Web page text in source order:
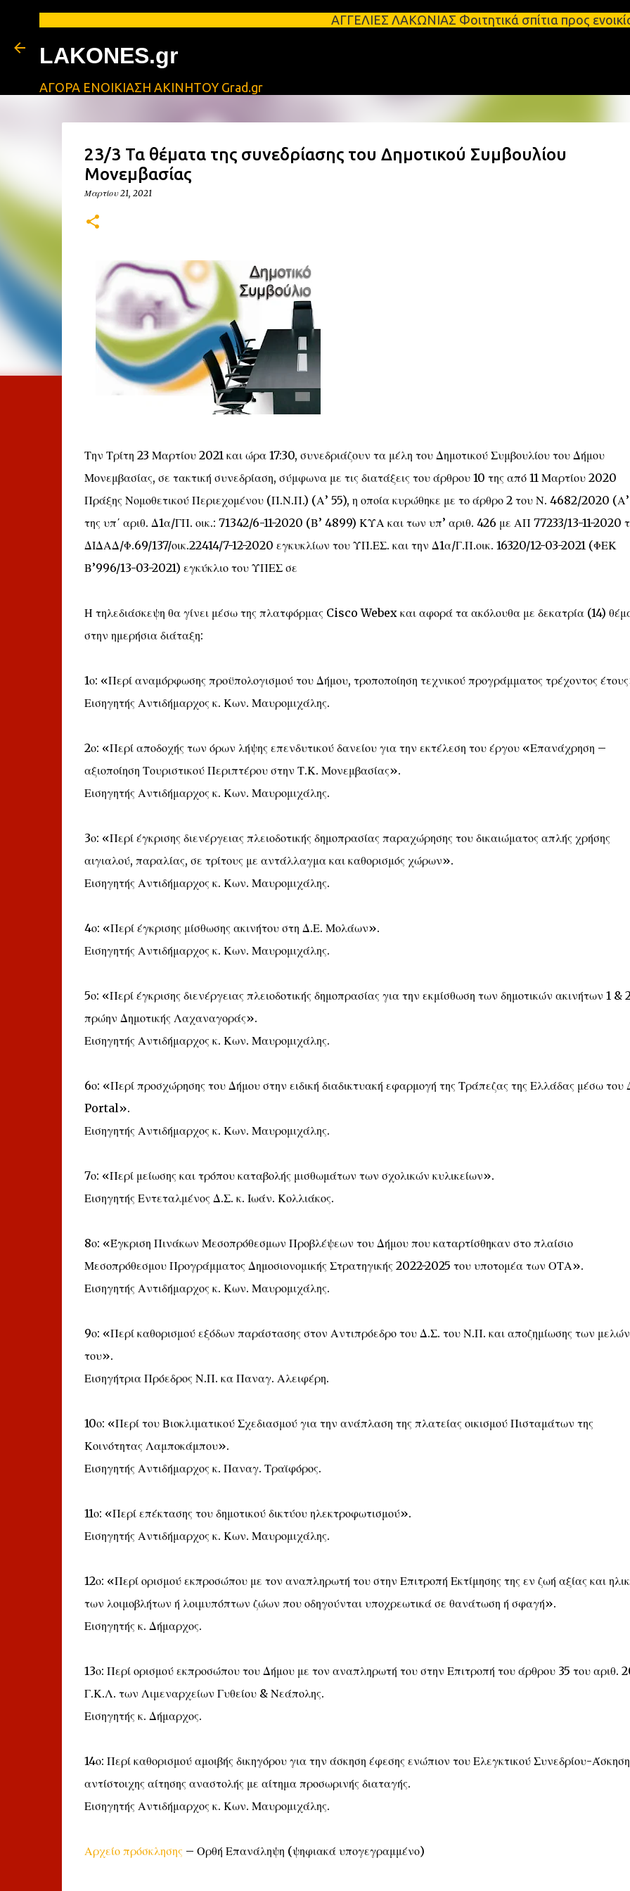
Μετάβαση στο κύριο περιεχόμενο
ΑΓΓΕΛΙΕΣ ΛΑΚΩΝΙΑΣ Φοιτητικά σπίτια προς ενοικίαση στη
LAKONES.gr
ΑΓΟΡΑ ΕΝΟΙΚΙΑΣΗ ΑΚΙΝΗΤΟΥ Grad.gr
23/3 Τα θέματα της συνεδρίασης του Δημοτικού Συμβουλίου
Μονεμβασίας
Μαρτίου 21, 2021
Την Τρίτη 23 Μαρτίου 2021 και ώρα 17:30, συνεδριάζουν τα μέλη του Δημοτικού Συμβουλίου του Δήμου
Μονεμβασίας, σε τακτική συνεδρίαση, σύμφωνα με τις διατάξεις του άρθρου 10 της από 11 Μαρτίου 2020
Πράξης Νομοθετικού Περιεχομένου (Π.Ν.Π.) (Α’ 55), η οποία κυρώθηκε με το άρθρο 2 του Ν. 4682/2020
της υπ΄ αριθ. Δ1α/ΓΠ. οικ.: 71342/6-11-2020 (Β’ 4899) ΚΥΑ και των υπ’ αριθ. 426 με ΑΠ 77233/13-11-2020
ΔΙΔΑΔ/Φ.69/137/οικ.22414/7-12-2020 εγκυκλίων του ΥΠ.ΕΣ. και την Δ1α/Γ.Π.οικ. 16320/12-03-2021 (ΦΕΚ
Β’996/13-03-2021) εγκύκλιο του ΥΠΕΣ σε
Η τηλεδιάσκεψη θα γίνει μέσω της πλατφόρμας Cisco Webex και αφορά τα ακόλουθα με δεκατρία (14)
στην ημερήσια διάταξη:
1ο: «Περί αναμόρφωσης προϋπολογισμού του Δήμου, τροποποίηση τεχνικού προγράμματος τρέχοντος
Εισηγητής Αντιδήμαρχος κ. Κων. Μαυρομιχάλης.
2ο: «Περί αποδοχής των όρων λήψης επενδυτικού δανείου για την εκτέλεση του έργου «Επανάχρηση –
αξιοποίηση Τουριστικού Περιπτέρου στην Τ.Κ. Μονεμβασίας».
Εισηγητής Αντιδήμαρχος κ. Κων. Μαυρομιχάλης.
3ο: «Περί έγκρισης διενέργειας πλειοδοτικής δημοπρασίας παραχώρησης του δικαιώματος απλής χρήσης
αιγιαλού, παραλίας, σε τρίτους με αντάλλαγμα και καθορισμός χώρων».
Εισηγητής Αντιδήμαρχος κ. Κων. Μαυρομιχάλης.
4ο: «Περί έγκρισης μίσθωσης ακινήτου στη Δ.Ε. Μολάων».
Εισηγητής Αντιδήμαρχος κ. Κων. Μαυρομιχάλης.
5ο: «Περί έγκρισης διενέργειας πλειοδοτικής δημοπρασίας για την εκμίσθωση των δημοτικών ακινήτων 1 &
πρώην Δημοτικής Λαχαναγοράς».
Εισηγητής Αντιδήμαρχος κ. Κων. Μαυρομιχάλης.
6ο: «Περί προσχώρησης του Δήμου στην ειδική διαδικτυακή εφαρμογή της Τράπεζας της Ελλάδας μέσω του
Portal».
Εισηγητής Αντιδήμαρχος κ. Κων. Μαυρομιχάλης.
7ο: «Περί μείωσης και τρόπου καταβολής μισθωμάτων των σχολικών κυλικείων».
Εισηγητής Εντεταλμένος Δ.Σ. κ. Ιωάν. Κολλιάκος.
8ο: «Έγκριση Πινάκων Μεσοπρόθεσμων Προβλέψεων του Δήμου που καταρτίσθηκαν στο πλαίσιο
Μεσοπρόθεσμου Προγράμματος Δημοσιονομικής Στρατηγικής 2022-2025 του υποτομέα των ΟΤΑ».
Εισηγητής Αντιδήμαρχος κ. Κων. Μαυρομιχάλης.
9ο: «Περί καθορισμού εξόδων παράστασης στον Αντιπρόεδρο του Δ.Σ. του Ν.Π. και αποζημίωσης των μελών
του».
Εισηγήτρια Πρόεδρος Ν.Π. κα Παναγ. Αλειφέρη.
10ο: «Περί του Βιοκλιματικού Σχεδιασμού για την ανάπλαση της πλατείας οικισμού Πισταμάτων της
Κοινότητας Λαμποκάμπου».
Εισηγητής Αντιδήμαρχος κ. Παναγ. Τραϊφόρος.
11ο: «Περί επέκτασης του δημοτικού δικτύου ηλεκτροφωτισμού».
Εισηγητής Αντιδήμαρχος κ. Κων. Μαυρομιχάλης.
12ο: «Περί ορισμού εκπροσώπου με τον αναπληρωτή του στην Επιτροπή Εκτίμησης της εν ζωή αξίας και
των λοιμοβλήτων ή λοιμυπόπτων ζώων που οδηγούνται υποχρεωτικά σε θανάτωση ή σφαγή».
Εισηγητής κ. Δήμαρχος.
13ο: Περί ορισμού εκπροσώπου του Δήμου με τον αναπληρωτή του στην Επιτροπή του άρθρου 35 του αριθ.
Γ.Κ.Λ. των Λιμεναρχείων Γυθείου & Νεάπολης.
Εισηγητής κ. Δήμαρχος.
14ο: Περί καθορισμού αμοιβής δικηγόρου για την άσκηση έφεσης ενώπιον του Ελεγκτικού Συνεδρίου-Άσκηση
αντίστοιχης αίτησης αναστολής με αίτημα προσωρινής διαταγής.
Εισηγητής Αντιδήμαρχος κ. Κων. Μαυρομιχάλης.
Αρχείο πρόσκλησης – Ορθή Επανάληψη (ψηφιακά υπογεγραμμένο)